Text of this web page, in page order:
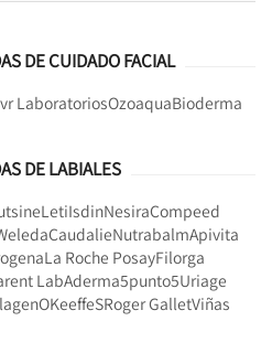
DE CUIDADO FACIAL
LaboratoriosOzoaquaBioderma
DE LABIALES
LetiIsdinNesiraCompeed
CaudalieNutrabalmApivita
La Roche PosayFilorga
LabAderma5punto5Uriage
OKeeffeSRoger GalletViñas